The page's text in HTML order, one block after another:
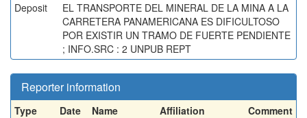
Deposit
EL TRANSPORTE DEL MINERAL DE LA MINA A LA
CARRETERA PANAMERICANA ES DIFICULTOSO
POR EXISTIR UN TRAMO DE FUERTE PENDIENTE
; INFO.SRC : 2 UNPUB REPT
Reporter information
Type Date Name Affiliation
Comment